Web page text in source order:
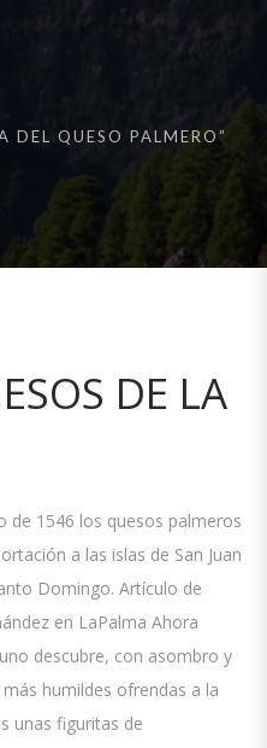
DEL QUESO PALMERO”
DE LA
de 1546 los quesos palmeros
a las islas de San Juan
Domingo. Artículo de
en LaPalma Ahora
descubre, con asombro y
humildes ofrendas a la
unas figuritas de